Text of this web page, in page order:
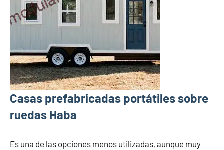
Casas prefabricadas portátiles sobre
ruedas Haba
Es una de las opciones menos utilizadas, aunque muy